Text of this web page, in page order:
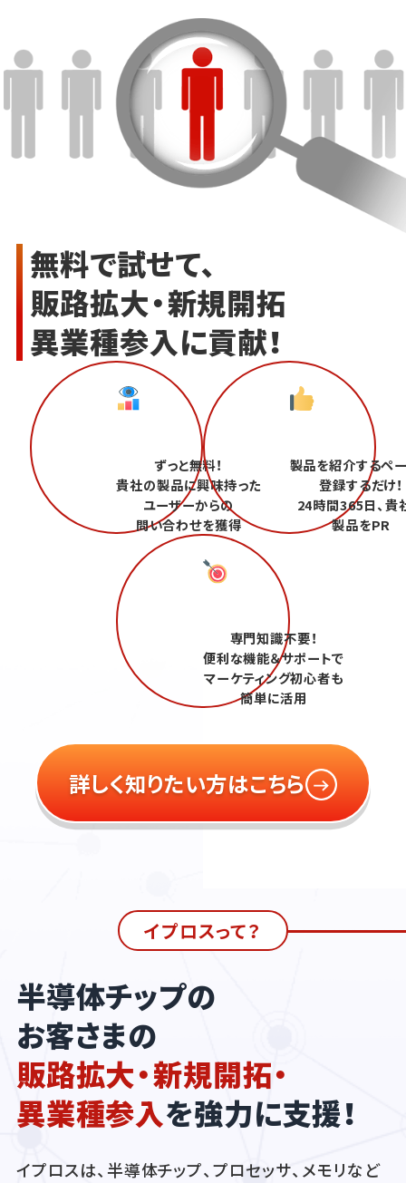
無料で試せて、
販路拡大・新規開拓
異業種参入に貢献！
ずっと無料！
貴社の製品に興味持った
ユーザーからの
問い合わせを獲得
製品を紹介するペ
登録するだけ！
24時間365日、貴
製品をPR
専門知識不要！
便利な機能＆サポートで
マーケティング初心者も
簡単に活用
詳しく知りたい方はこちら
イプロスって？
半導体チップの
お客さまの
販路拡大・新規開拓・
異業種参入を強力に支援！
イプロスは、半導体チップ、プロセッサ、メモリなど